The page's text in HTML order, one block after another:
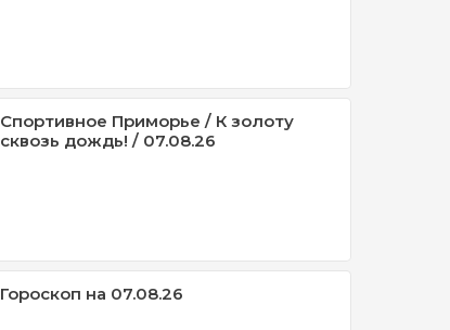
Спортивное Приморье / К золоту
сквозь дождь! / 07.08.26
Гороскоп на 07.08.26